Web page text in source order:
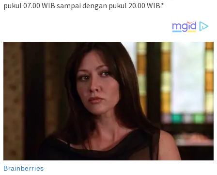
pukul 07.00 WIB sampai dengan pukul 20.00 WIB.*